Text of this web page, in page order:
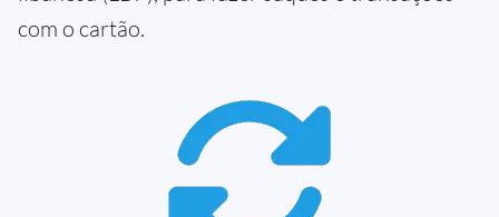
com o cartão.